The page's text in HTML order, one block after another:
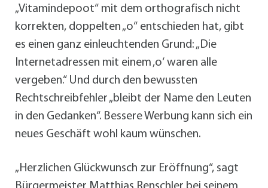
„Vitamindepoot“ mit dem orthografisch nicht
korrekten, doppelten „o“ entschieden hat, gibt
es einen ganz einleuchtenden Grund: „Die
Internetadressen mit einem ‚o‘ waren alle
vergeben.“ Und durch den bewussten
Rechtschreibfehler „bleibt der Name den Leuten
in den Gedanken“. Bessere Werbung kann sich ein
neues Geschäft wohl kaum wünschen.
„Herzlichen Glückwunsch zur Eröffnung“, sagt